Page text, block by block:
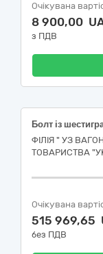
Очікувана
8 900,00
з ПДВ
Болт із
ФІЛІЯ " УЗ
ТОВАРИСТВА
Очікувана
515 969,65
без ПДВ